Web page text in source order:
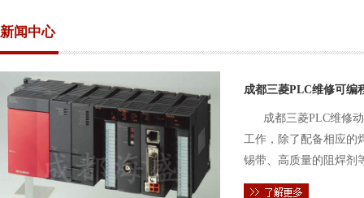
新闻中心
成都三菱PLC维修可编
成都三菱PLC维修
工作，除了配备相应的
锡带、高质量的阻焊剂
件的电路及通信电缆。